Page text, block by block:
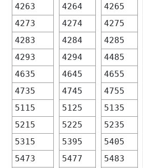
4263
4264 4265
4273
4274 4275
4283
4284 4285
4293
4294 4485
4635
4645 4655
4735
4745 4755
5115
5125 5135
5215
5225 5235
5315
5395 5405
5473
5477 5483